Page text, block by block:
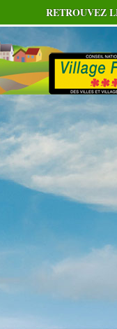
RETROUVEZ